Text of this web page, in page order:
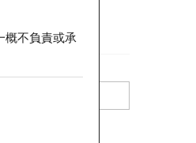
概不負責或承